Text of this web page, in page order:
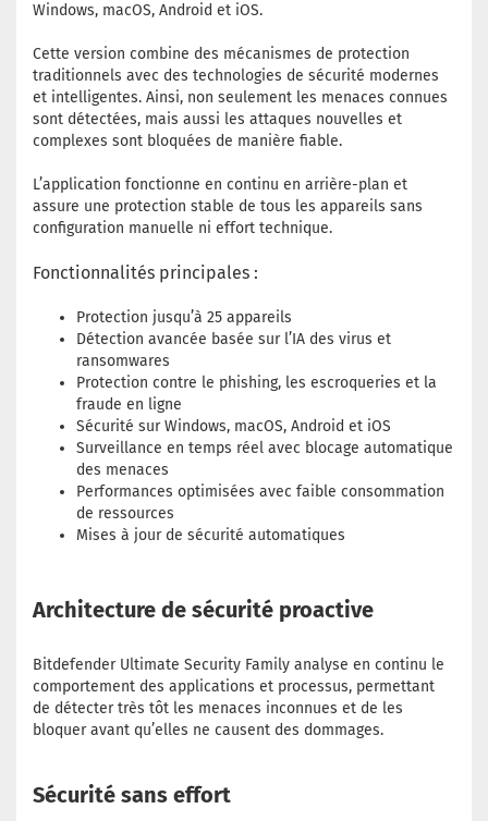
Windows, macOS, Android et iOS.
Cette version combine des mécanismes de protection
traditionnels avec des technologies de sécurité modernes
et intelligentes. Ainsi, non seulement les menaces connues
sont détectées, mais aussi les attaques nouvelles et
complexes sont bloquées de manière fiable.
L’application fonctionne en continu en arrière-plan et
assure une protection stable de tous les appareils sans
configuration manuelle ni effort technique.
Fonctionnalités principales :
Protection jusqu’à 25 appareils
Détection avancée basée sur l’IA des virus et
ransomwares
Protection contre le phishing, les escroqueries et la
fraude en ligne
Sécurité sur Windows, macOS, Android et iOS
Surveillance en temps réel avec blocage automatique
des menaces
Performances optimisées avec faible consommation
de ressources
Mises à jour de sécurité automatiques
Architecture de sécurité proactive
Bitdefender Ultimate Security Family analyse en continu le
comportement des applications et processus, permettant
de détecter très tôt les menaces inconnues et de les
bloquer avant qu’elles ne causent des dommages.
Sécurité sans effort